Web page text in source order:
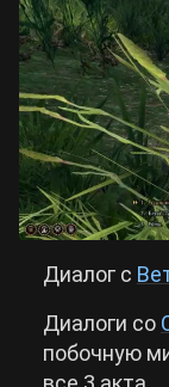
Диалог с
Диалоги со
побочную